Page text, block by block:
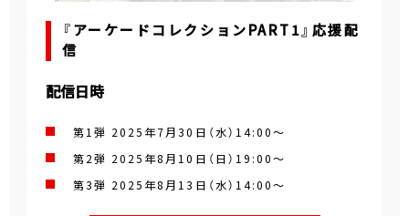
『アーケードコレクションPART1』応援配
信
配信日時
第1弾 2025年7月30日（水）14:00～
第2弾 2025年8月10日（日）19:00～
第3弾 2025年8月13日（水）14:00～